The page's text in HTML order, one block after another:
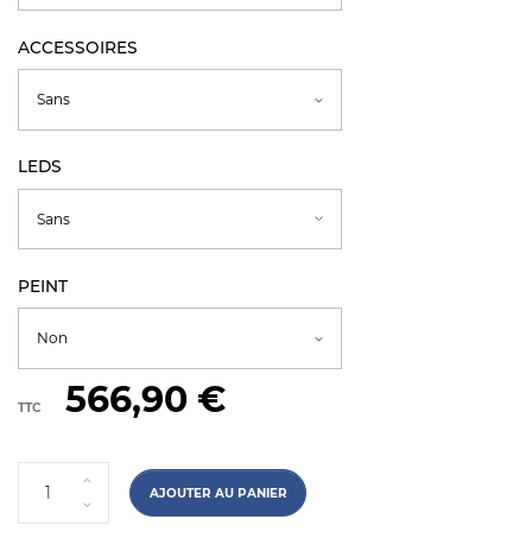
ACCESSOIRES
LEDS
PEINT
566,90 €
TTC
AJOUTER AU PANIER